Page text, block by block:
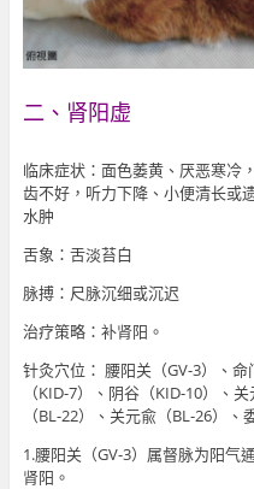
二、肾阳虚
临床症状：面色萎黄、厌恶寒冷
齿不好，听力下降、小便清长或
水肿
舌象：舌淡苔白
脉搏：尺脉沉细或沉迟
治疗策略：补肾阳。
针灸穴位： 腰阳关（GV-3）、
（KID-7）、阴谷（KID-10）、
（BL-22）、关元兪（BL-26）、
1.腰阳关（GV-3）属督脉为阳气
肾阳。